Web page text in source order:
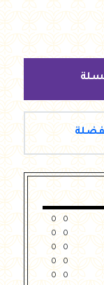
0
0
0
0
0
0
0
0
0
0